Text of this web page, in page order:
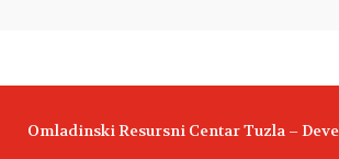
Omladinski Resursni Centar Tuzla –